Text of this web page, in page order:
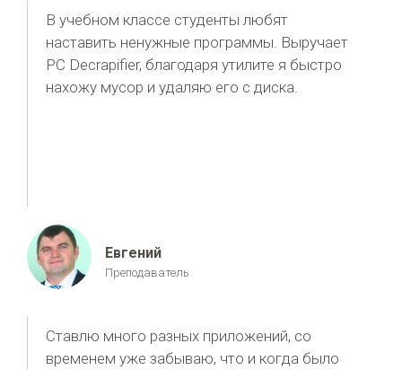
В учебном классе студенты любят
наставить ненужные программы. Выручает
PC Decrapifier, благодаря утилите я быстро
нахожу мусор и удаляю его с диска.
Евгений
Преподаватель
Ставлю много разных приложений, со
временем уже забываю, что и когда было